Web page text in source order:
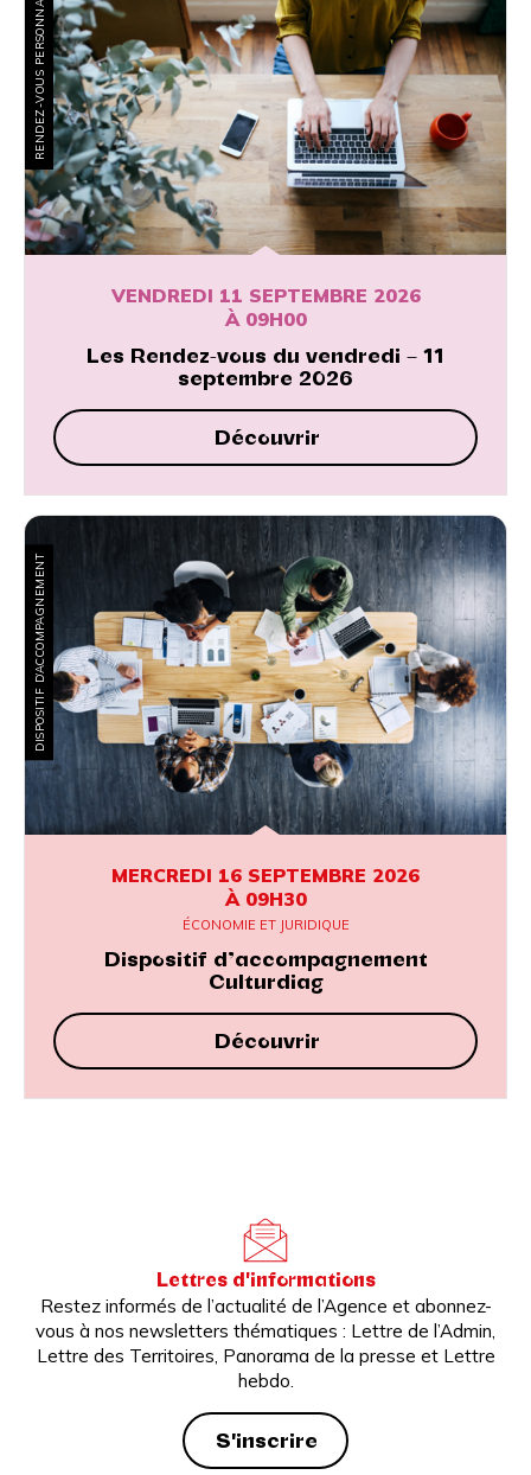
RENDEZ-VOUS PERSONNALISÉ
VENDREDI 11 SEPTEMBRE 2026
À 09H00
Les Rendez-vous du vendredi – 11
septembre 2026
Découvrir
DISPOSITIF D’ACCOMPAGNEMENT
MERCREDI 16 SEPTEMBRE 2026
À 09H30
ÉCONOMIE ET JURIDIQUE
Dispositif d’accompagnement
Culturdiag
Découvrir
Lettres d'informations
Restez informés de l’actualité de l’Agence et abonnez-
vous à nos newsletters thématiques : Lettre de l’Admin,
Lettre des Territoires, Panorama de la presse et Lettre
hebdo.
S'inscrire